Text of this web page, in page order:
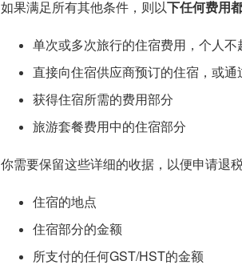
如果满足所有其他条件，则以下任何费用
单次或多次旅行的住宿费用，个人不
直接向住宿供应商预订的住宿，或
获得住宿所需的费用部分
旅游套餐费用中的住宿部分
你需要保留这些详细的收据，以便申请退
住宿的地点
住宿部分的金额
所支付的任何GST/HST的金额